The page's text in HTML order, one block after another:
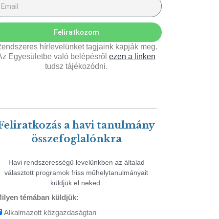
Feliratkozom
hírlevelünket tagjaink kapják meg.
Egyesületbe való belépésről ezen a linken
tudsz tájékozódni.
a havi tanulmány
összefoglalónkra
Havi rendszerességű levelünkben az általad
választott programok friss műhelytanulmányait
küldjük el neked.
témában küldjük:
Alkalmazott közgazdaságtan